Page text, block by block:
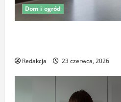
Dom i ogród
Redakcja 23 czerwca, 2026